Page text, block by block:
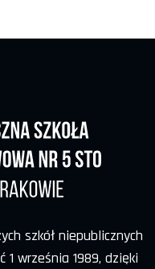
szkół niepublicznych
1 września 1989, dzięki